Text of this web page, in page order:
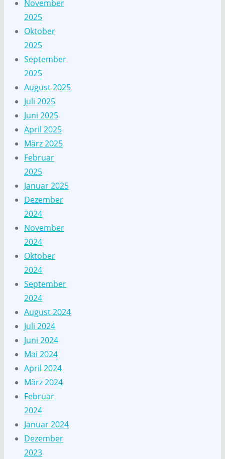
November
2025
Oktober
2025
September
2025
August 2025
Juli 2025
Juni 2025
April 2025
März 2025
Februar
2025
Januar 2025
Dezember
2024
November
2024
Oktober
2024
September
2024
August 2024
Juli 2024
Juni 2024
Mai 2024
April 2024
März 2024
Februar
2024
Januar 2024
Dezember
2023